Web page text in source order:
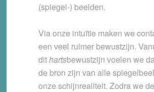
(spiegel-) beelden.
Via onze intuïtie maken we
een veel ruimer bewustzijn.
dithartsbewustzijn voelen we
de bron zijn van alle
onze schijnrealiteit. Zodra we de